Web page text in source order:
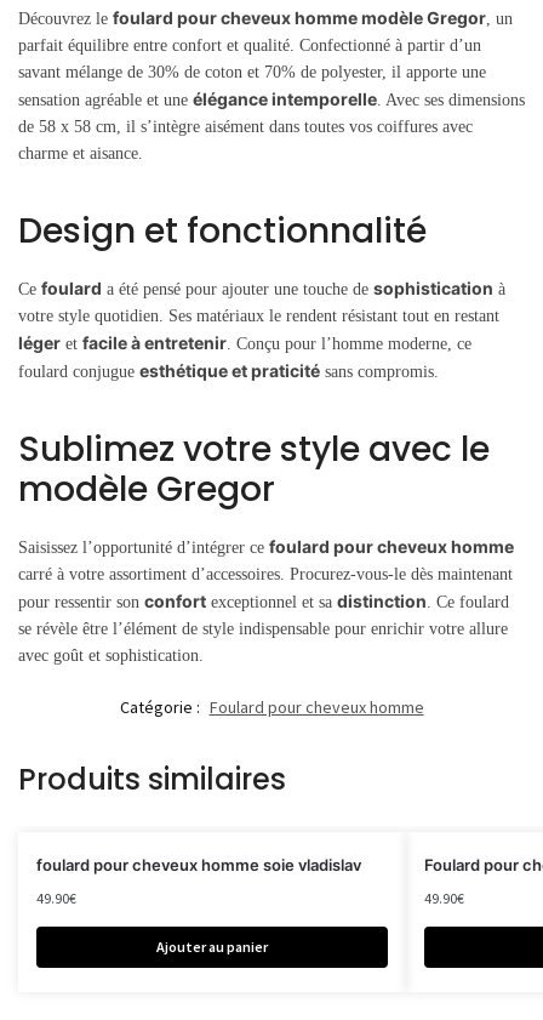
Découvrez le foulard pour cheveux homme modèle Gregor , un
parfait équilibre entre confort et qualité. Confectionné à partir d’un
savant mélange de 30% de coton et 70% de polyester, il apporte une
sensation agréable et une élégance intemporelle . Avec ses dimensions
de 58 x 58 cm, il s’intègre aisément dans toutes vos coiffures avec
charme et aisance.
Design et fonctionnalité
Ce foulard a été pensé pour ajouter une touche de sophistication à
votre style quotidien. Ses matériaux le rendent résistant tout en restant
léger et facile à entretenir . Conçu pour l’homme moderne, ce
foulard conjugue esthétique et praticité sans compromis.
Sublimez votre style avec le
modèle Gregor
Saisissez l’opportunité d’intégrer ce foulard pour cheveux homme
carré à votre assortiment d’accessoires. Procurez-vous-le dès maintenant
pour ressentir son confort exceptionnel et sa distinction . Ce foulard
se révèle être l’élément de style indispensable pour enrichir votre allure
avec goût et sophistication.
Catégorie : Foulard pour cheveux homme
Produits similaires
foulard pour cheveux homme soie vladislav
49.90€
Ajouter au panier
Foulard pour
49.90€